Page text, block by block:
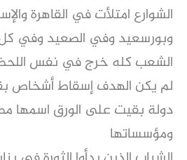
الشوارع امتلأت في القاهرة
وبورسعيد وفي الصعيد وفي
الشعب كله خرج في نفس
لم يكن الهدف إسقاط أشخاص
دولة بقيت على الورق اسمها
ومؤسساتها